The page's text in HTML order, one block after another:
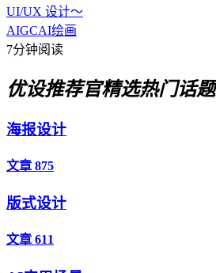
UI/UX 设计～
AIGCAI绘画
7分钟阅读
优设推荐官精选热门话题
海报设计
文章 875
版式设计
文章 611